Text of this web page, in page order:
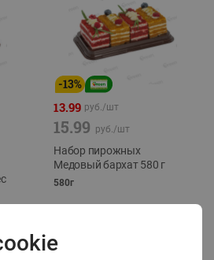
-13%
13.99 руб./шт
15.99 руб./шт
Набор пирожных
Медовый бархат 580 г
580г